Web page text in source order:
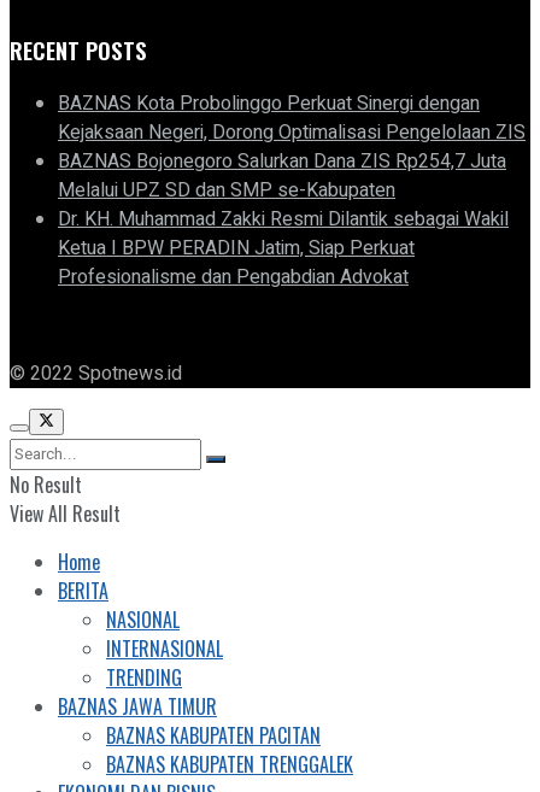
RECENT POSTS
BAZNAS Kota Probolinggo Perkuat Sinergi dengan
Kejaksaan Negeri, Dorong Optimalisasi Pengelolaan ZIS
BAZNAS Bojonegoro Salurkan Dana ZIS Rp254,7 Juta
Melalui UPZ SD dan SMP se-Kabupaten
Dr. KH. Muhammad Zakki Resmi Dilantik sebagai Wakil
Ketua I BPW PERADIN Jatim, Siap Perkuat
Profesionalisme dan Pengabdian Advokat
© 2022 Spotnews.id
No Result
View All Result
Home
BERITA
NASIONAL
INTERNASIONAL
TRENDING
BAZNAS JAWA TIMUR
BAZNAS KABUPATEN PACITAN
BAZNAS KABUPATEN TRENGGALEK